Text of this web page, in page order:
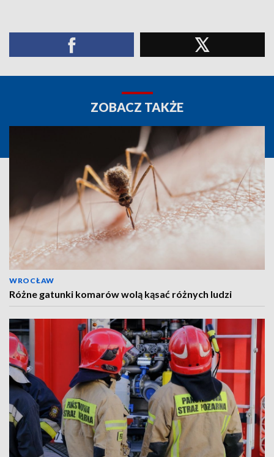
ZOBACZ TAKŻE
WROCŁAW
Różne gatunki komarów wolą kąsać różnych ludzi